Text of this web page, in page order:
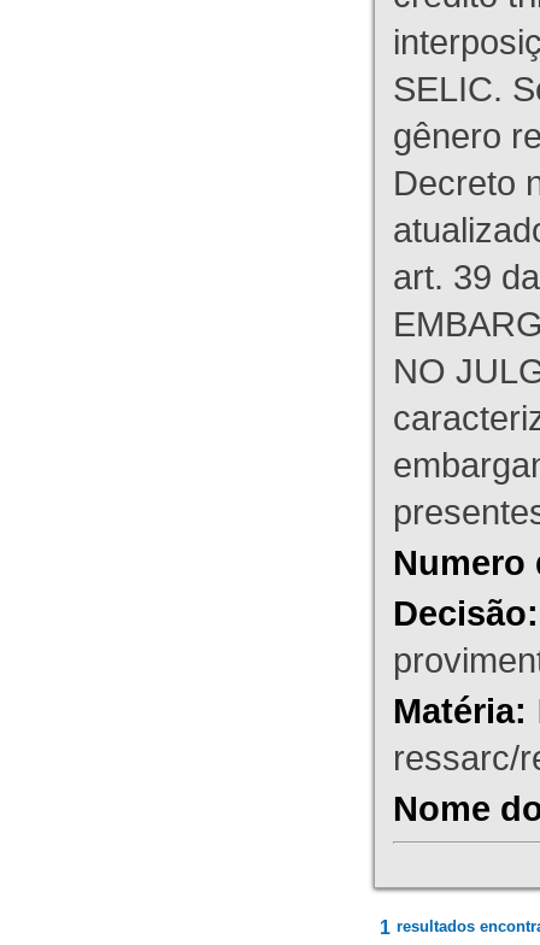
SELIC.
gênero
Decreto
art. 39
NO
Numero
Decisão:
Matéria:
ressarc/
Nome
1 resultados